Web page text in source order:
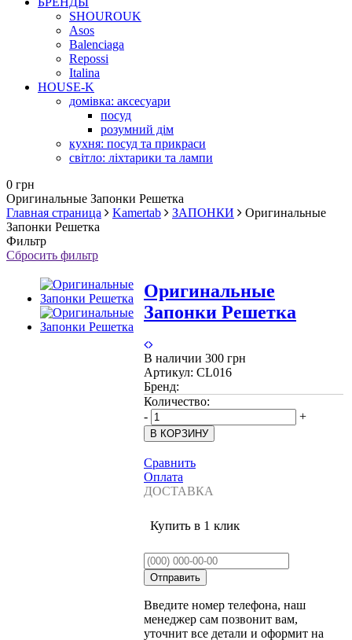
SHOUROUK
Asos
Balenciaga
Repossi
Italina
HOUSE-K
домівка: аксесуари
посуд
розумний дім
кухня: посуд та прикраси
світло: ліхтарики та лампи
0 грн
Оригинальные Запонки Решетка
Главная страница
Kamertab ЗАПОНКИ
Оригинальные
Запонки Решетка
Фильтр
Сбросить фильтр
Оригинальные
Запонки Решетка
В наличии 300 грн
Артикул: CL016
Бренд:
Количество:
-
+
Сравнить
Оплата
ДОСТАВКА
Купить в 1 клик
Введите номер телефона, наш
менеджер сам позвонит вам,
уточнит все детали и оформит на